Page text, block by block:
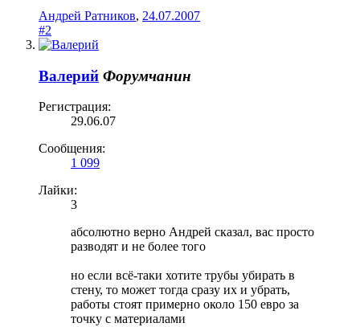
Андрей Ратников, 24.07.2007
#2
Валерий Форумчанин
Регистрация:
29.06.07
Сообщения:
1 099
Лайки:
3
абсолютно верно Андрей сказал, вас просто
разводят и не более того
но если всё-таки хотите трубы убирать в
стену, то может тогда сразу их и убрать,
работы стоят примерно около 150 евро за
точку с материалами